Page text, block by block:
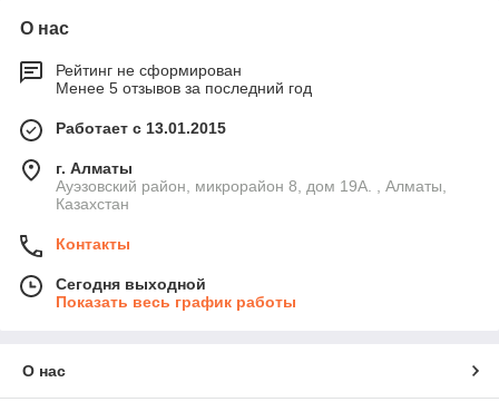
О нас
Рейтинг не сформирован
Менее 5 отзывов за последний год
Работает с 13.01.2015
г. Алматы
Ауэзовский район, микрорайон 8, дом 19А. , Алматы,
Казахстан
Контакты
Сегодня выходной
Показать весь график работы
О нас